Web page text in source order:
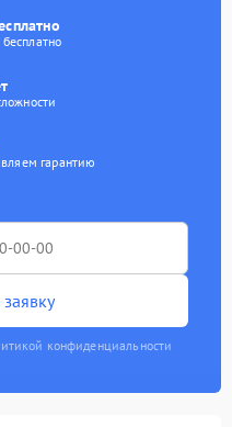
гарантию
конфиденциальности